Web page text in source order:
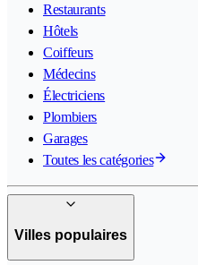
Restaurants
Hôtels
Coiffeurs
Médecins
Électriciens
Plombiers
Garages
Toutes les catégories
Villes populaires